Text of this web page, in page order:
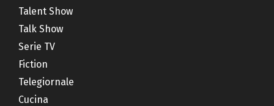
Talent Show
Talk Show
Serie TV
Fiction
Telegiornale
Cucina